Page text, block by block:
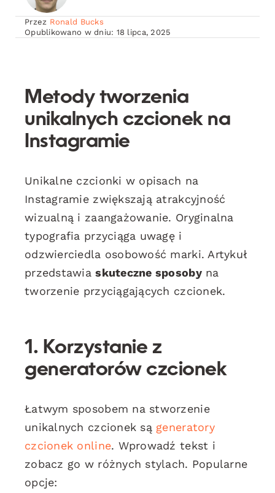
Przez Ronald Bucks
Opublikowano w dniu: 18 lipca, 2025
Metody tworzenia
unikalnych czcionek na
Instagramie
Unikalne czcionki w opisach na
Instagramie zwiększają atrakcyjność
wizualną i zaangażowanie. Oryginalna
typografia przyciąga uwagę i
odzwierciedla osobowość marki. Artykuł
przedstawiaskuteczne sposobyna
tworzenie przyciągających czcionek.
1. Korzystanie z
generatorów czcionek
Łatwym sposobem na stworzenie
unikalnych czcionek są generatory
czcionek online. Wprowadź tekst i
zobacz go w różnych stylach. Popularne
opcje: